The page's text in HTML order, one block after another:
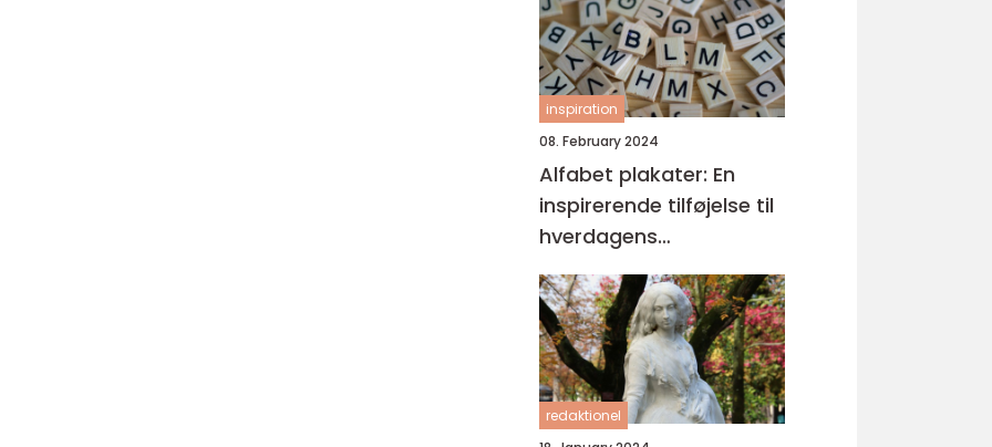
inspiration
08. February 2024
Alfabet plakater: En
inspirerende tilføjelse til
hverdagens
læringsmiljøer
redaktionel